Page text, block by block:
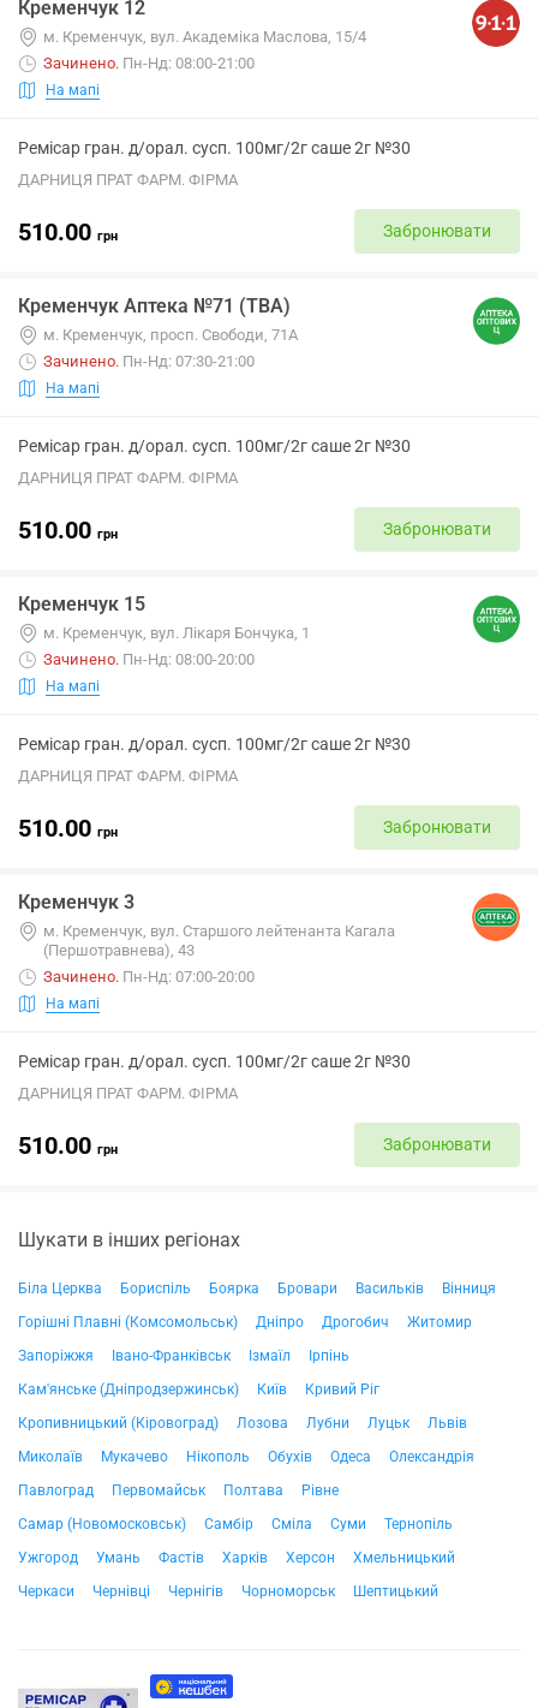
Кременчук 12
м. Кременчук, вул. Академіка Маслова, 15/4
Зачинено. Пн-Нд: 08:00-21:00
На мапі
Ремісар гран. д/орал. сусп. 100мг/2г саше 2г №30
ДАРНИЦЯ ПРАТ ФАРМ. ФІРМА
510.00 грн Забронювати
Кременчук Аптека №71 (ТВА)
м. Кременчук, просп. Свободи, 71А
Зачинено. Пн-Нд: 07:30-21:00
На мапі
Ремісар гран. д/орал. сусп. 100мг/2г саше 2г №30
ДАРНИЦЯ ПРАТ ФАРМ. ФІРМА
510.00 грн Забронювати
Кременчук 15
м. Кременчук, вул. Лікаря Бончука, 1
Зачинено. Пн-Нд: 08:00-20:00
На мапі
Ремісар гран. д/орал. сусп. 100мг/2г саше 2г №30
ДАРНИЦЯ ПРАТ ФАРМ. ФІРМА
510.00 грн Забронювати
Кременчук 3
м. Кременчук, вул. Старшого лейтенанта Кагала
(Першотравнева), 43
Зачинено. Пн-Нд: 07:00-20:00
На мапі
Ремісар гран. д/орал. сусп. 100мг/2г саше 2г №30
ДАРНИЦЯ ПРАТ ФАРМ. ФІРМА
510.00 грн Забронювати
Шукати в інших регіонах
Біла Церква Бориспіль Боярка Бровари Васильків
Вінниця
Горішні Плавні (Комсомольськ)
Дніпро Дрогобич
Житомир
Запоріжжя
Івано-Франківськ Ізмаїл
Ірпінь
Кам'янське (Дніпродзержинськ)
Київ
Кривий Ріг
Кропивницький (Кіровоград)
Лозова Лубни Луцьк
Львів
Миколаїв
Мукачево Нікополь Обухів Одеса
Олександрія
Павлоград
Первомайськ Полтава
Рівне
Самар (Новомосковськ)
Самбір Сміла Суми
Тернопіль
Ужгород
Умань Фастів Харків Херсон
Хмельницький
Черкаси
Чернівці Чернігів Чорноморськ Шептицький